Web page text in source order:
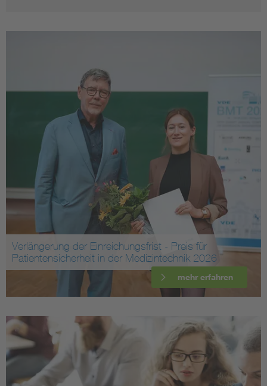
Verlängerung der Einreichungsfrist - Preis für
Patientensicherheit in der Medizintechnik 2026
mehr erfahren